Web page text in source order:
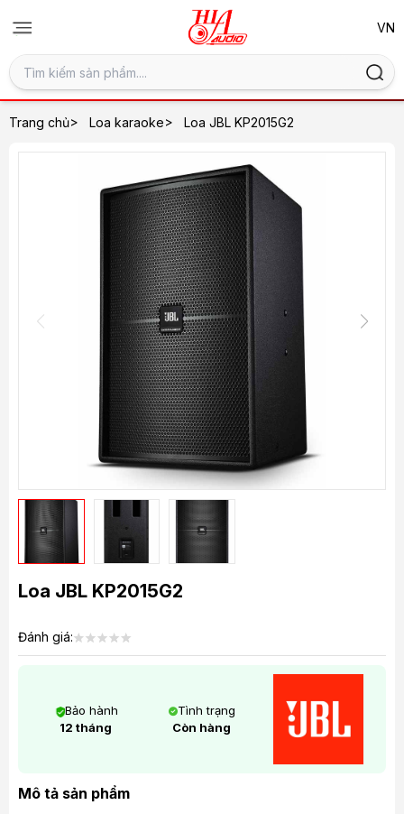
Trang chủ> Loa karaoke> Loa JBL KP2015G2
Loa JBL KP2015G2
Đánh giá:
Bảo hành
12 tháng
Tình trạng
Còn hàng
Mô tả sản phẩm